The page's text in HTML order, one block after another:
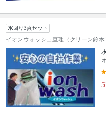
水回り3点セット
イオンウォッシュ亘理（クリーン鈴木